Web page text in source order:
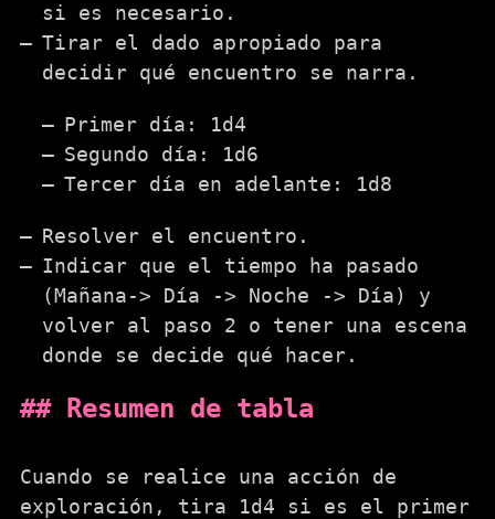
si es necesario.
Tirar el dado apropiado para
decidir qué encuentro se narra.
Primer día: 1d4
Segundo día: 1d6
Tercer día en adelante: 1d8
Resolver el encuentro.
Indicar que el tiempo ha pasado
(Mañana-> Día -> Noche -> Día) y
volver al paso 2 o tener una escena
donde se decide qué hacer.
Resumen de tabla
Cuando se realice una acción de
exploración, tira 1d4 si es el primer